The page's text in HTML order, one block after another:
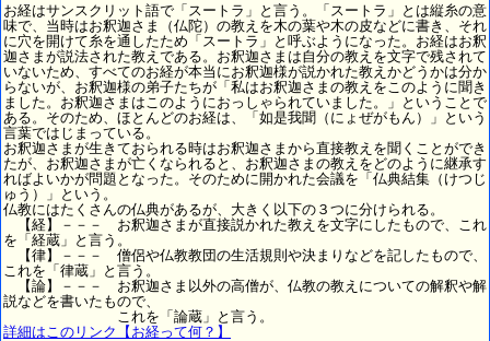
お経はサンスクリット語で「スートラ」と言う。「スートラ」とは縦糸の意
味で、当時はお釈迦さま（仏陀）の教えを木の葉や木の皮などに書き、それ
に穴を開けて糸を通したため「スートラ」と呼ぶようになった。お経はお釈
迦さまが説法された教えである。お釈迦さまは自分の教えを文字で残されて
いないため、すべてのお経が本当にお釈迦様が説かれた教えかどうかは分か
らないが、お釈迦様の弟子たちが「私はお釈迦さまの教えをこのように聞き
ました。お釈迦さまはこのようにおっしゃられていました。」ということで
ある。そのため、ほとんどのお経は、「如是我聞（にょぜがもん）」という
言葉ではじまっている。
お釈迦さまが生きておられる時はお釈迦さまから直接教えを聞くことができ
たが、お釈迦さまが亡くなられると、お釈迦さまの教えをどのように継承す
ればよいかが問題となった。そのために開かれた会議を「仏典結集（けつじ
ゅう）」という。
仏教にはたくさんの仏典があるが、大きく以下の３つに分けられる。
【経】－－－ お釈迦さまが直接説かれた教えを文字にしたもので、これ
を「経蔵」と言う。
【律】－－－ 僧侶や仏教教団の生活規則や決まりなどを記したもので、
これを「律蔵」と言う。
【論】－－－ お釈迦さま以外の高僧が、仏教の教えについての解釈や解
説などを書いたもので、
これを「論蔵」と言う。
詳細はこのリンク【お経って何？】